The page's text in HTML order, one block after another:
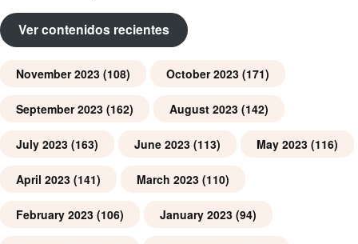
Ver contenidos recientes
November 2023 (108) October 2023 (171)
September 2023 (162) August 2023 (142)
July 2023 (163) June 2023 (113) May 2023 (116)
April 2023 (141) March 2023 (110)
February 2023 (106) January 2023 (94)